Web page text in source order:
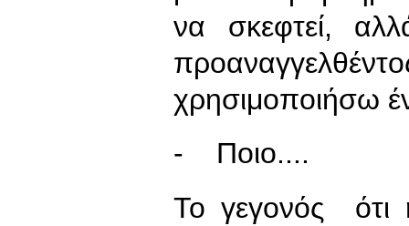
να σκεφτεί,
χρησιμοποιήσω
- Ποιο....
Το γεγονός ότι